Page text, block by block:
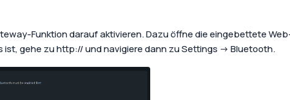
Funktion darauf aktivieren. Dazu öffne die eingebettete
ist, gehe zu http://und navigiere dann zuSettings → Bluetooth.